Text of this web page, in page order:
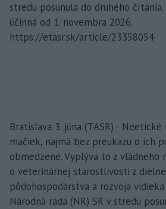
stredu posunula do druhého
účinná od 1. novembra 2026.
https://etasr.sk/article/23358054
Bratislava 3. júna (TASR) -
mačiek, najmä bez preukazu o ich
obmedzené. Vyplýva to z vládneho
o veterinárnej starostlivosti z
pôdohospodárstva a rozvoja
Národná rada (NR) SR v stredu